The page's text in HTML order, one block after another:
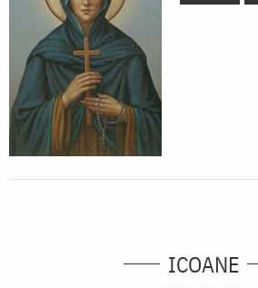
ICOANE